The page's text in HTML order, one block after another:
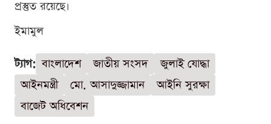
প্রস্তুত রয়েছে।
ইমামুল
ট্যাগ: বাংলাদেশ জাতীয় সংসদ
জুলাই যোদ্ধা
আইনমন্ত্রী
মো. আসাদুজ্জামান
আইনি সুরক্ষা
বাজেট অধিবেশন